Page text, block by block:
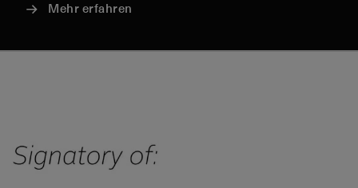
Mehr erfahren